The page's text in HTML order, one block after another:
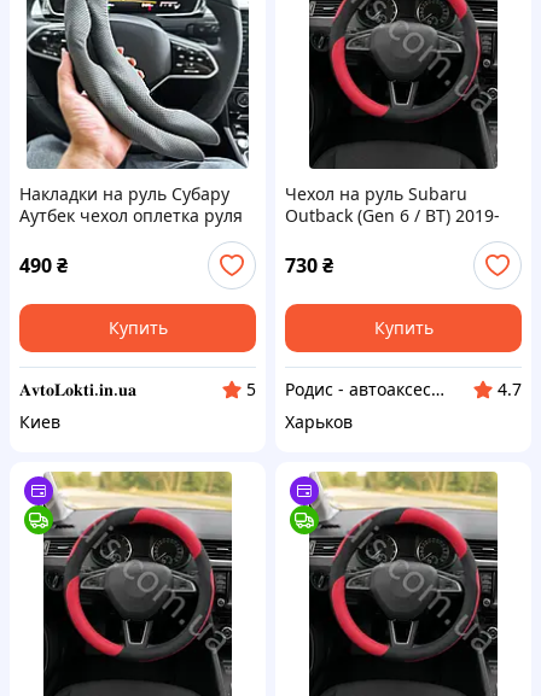
Накладки на руль Субару
Аутбек чехол оплетка руля
490₴
Купить
𝐀𝐯𝐭𝐨𝐋𝐨𝐤𝐭𝐢.𝐢𝐧.𝐮𝐚
5
Киев
Чехол на руль Subaru
Outback (Gen 6 / BT) 2019-
оплетка руля Субару Аутбек
6
730₴
Купить
Родис - автоаксессуары и запасные части
4.7
Харьков